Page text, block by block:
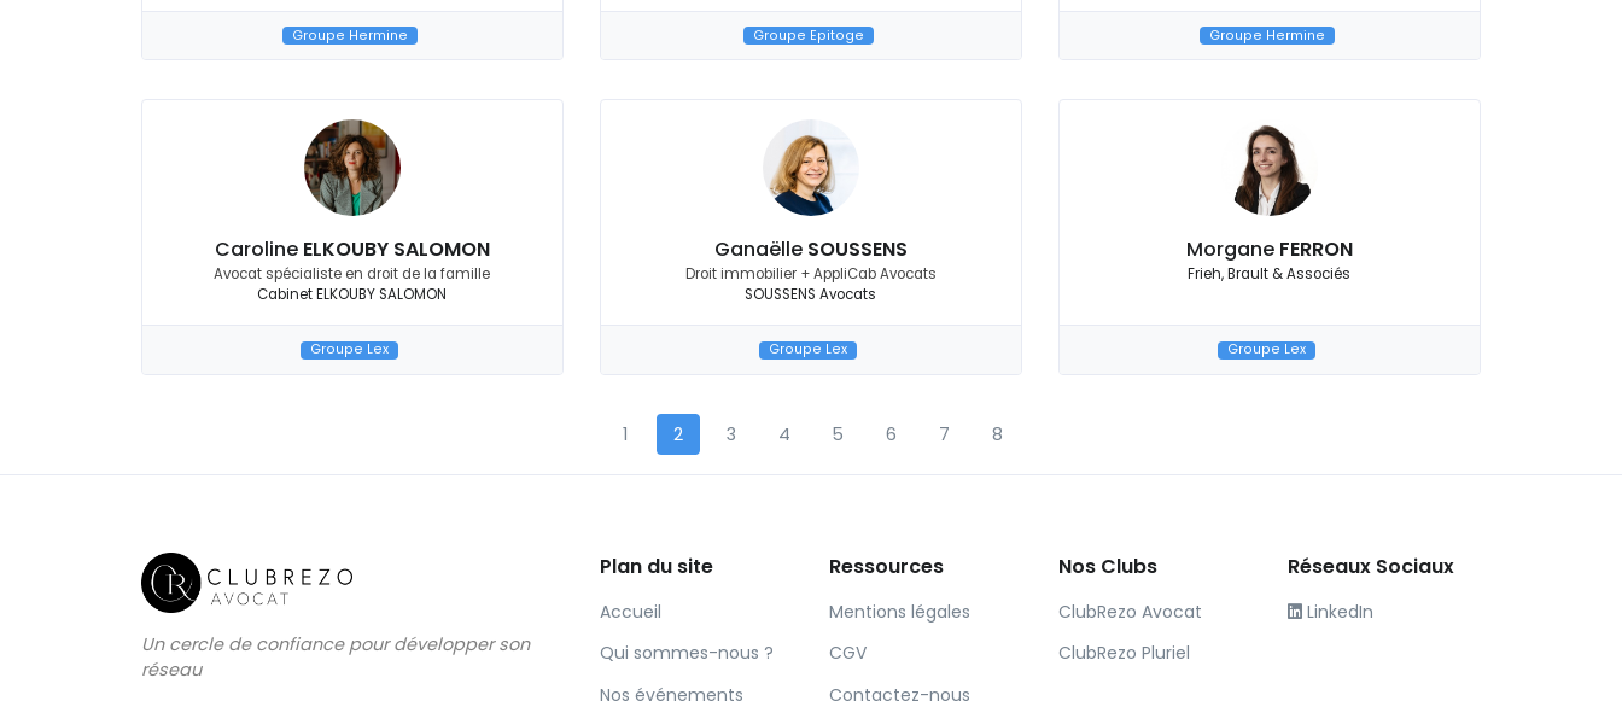
Groupe Hermine Groupe Epitoge Groupe Hermine
Caroline ELKOUBY SALOMON
Avocat spécialiste en droit de la famille
Cabinet ELKOUBY SALOMON
Groupe Lex
Ganaëlle SOUSSENS
Droit immobilier + AppliCab Avocats
SOUSSENS Avocats
Groupe Lex
Morgane FERRON
Frieh, Brault & Associés
Groupe Lex
1 2 3 4 5 6 7 8
Un cercle de confiance pour développer son
réseau
Plan du site
Accueil
Qui sommes-nous ?
Nos événements
Ressources
Mentions légales
CGV
Contactez-nous
Nos Clubs
ClubRezo Avocat
ClubRezo Pluriel
Réseaux Sociaux
LinkedIn